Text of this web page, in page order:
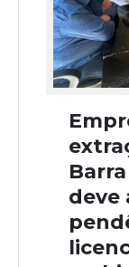
deve